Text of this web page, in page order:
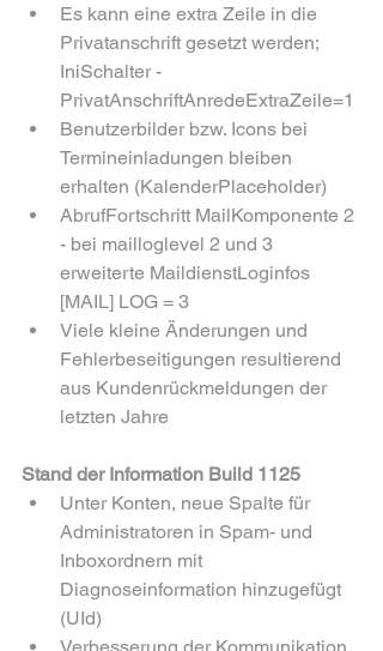
Es kann eine extra Zeile in die
Privatanschrift gesetzt werden;
IniSchalter -
PrivatAnschriftAnredeExtraZeile=1
Benutzerbilder bzw. Icons bei
Termineinladungen bleiben
erhalten (KalenderPlaceholder)
AbrufFortschritt MailKomponente 2
- bei mailloglevel 2 und 3
erweiterte MaildienstLoginfos
[MAIL] LOG = 3
Viele kleine Änderungen und
Fehlerbeseitigungen resultierend
aus Kundenrückmeldungen der
letzten Jahre
Stand der Information Build 1125
Unter Konten, neue Spalte für
Administratoren in Spam- und
Inboxordnern mit
Diagnoseinformation hinzugefügt
(UId)